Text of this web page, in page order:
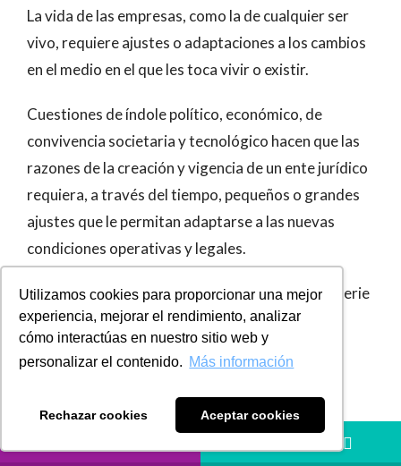
Utilizamos cookies para proporcionar una mejor
experiencia, mejorar el rendimiento, analizar
cómo interactúas en nuestro sitio web y
personalizar el contenido. Más información
Rechazar cookies Aceptar cookies
La vida de las empresas, como la de cualquier ser
vivo, requiere ajustes o adaptaciones a los cambios
en el medio en el que les toca vivir o existir.
Cuestiones de índole político, económico, de
convivencia societaria y tecnológico hacen que las
razones de la creación y vigencia de un ente jurídico
requiera, a través del tiempo, pequeños o grandes
ajustes que le permitan adaptarse a las nuevas
condiciones operativas y legales.
La Reorganización Empresarial se trata de una serie
de acciones que permiten modificar estructuras
societarias para adaptarlas a las nuevas
necesidades de las empresas.
Motivaciones para la